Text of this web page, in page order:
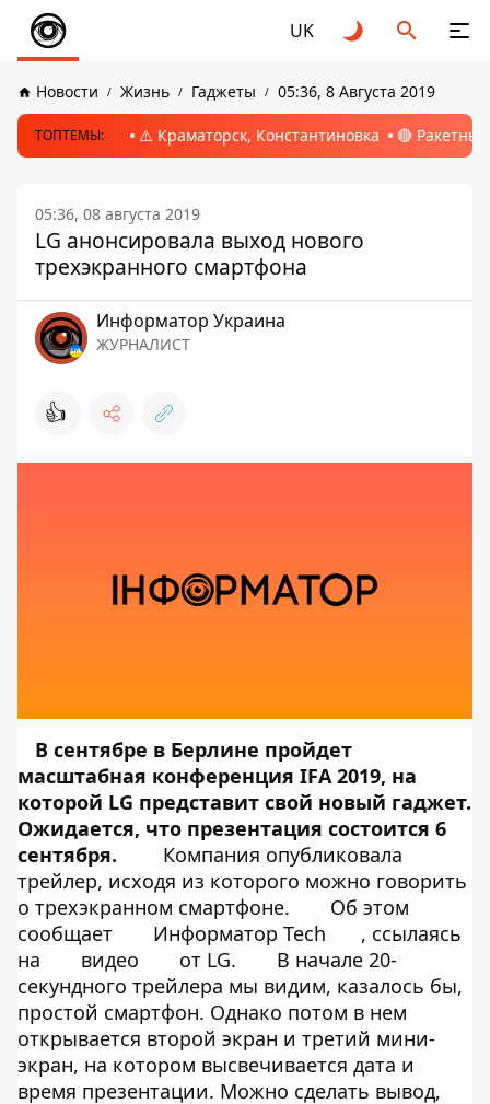
UK
Новости Жизнь Гаджеты 05:36, 8 Августа 2019
ТОПТЕМЫ: ⚠️ Краматорск, Константиновка 🔴
05:36, 08 августа 2019
LG анонсировала выход нового
трехэкранного смартфона
Информатор Украина
ЖУРНАЛИСТ
👍
В сентябре в Берлине пройдет
масштабная конференция IFA 2019, на
которой LG представит свой новый гаджет.
Ожидается, что презентация состоится 6
сентября.
Компания опубликовала
трейлер, исходя из которого можно говорить
о трехэкранном смартфоне.
Об этом
сообщает
Информатор Tech
, ссылаясь
на
видео от LG.
В начале 20-
секундного трейлера мы видим, казалось бы,
простой смартфон. Однако потом в нем
открывается второй экран и третий мини-
экран, на котором высвечивается дата и
время презентации. Можно сделать вывод,